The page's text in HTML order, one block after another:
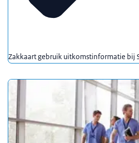
Zakkaart gebruik uitkomstinformatie bij